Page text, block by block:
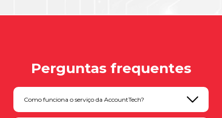
Perguntas frequentes
Como funciona o serviço da AccountTech?